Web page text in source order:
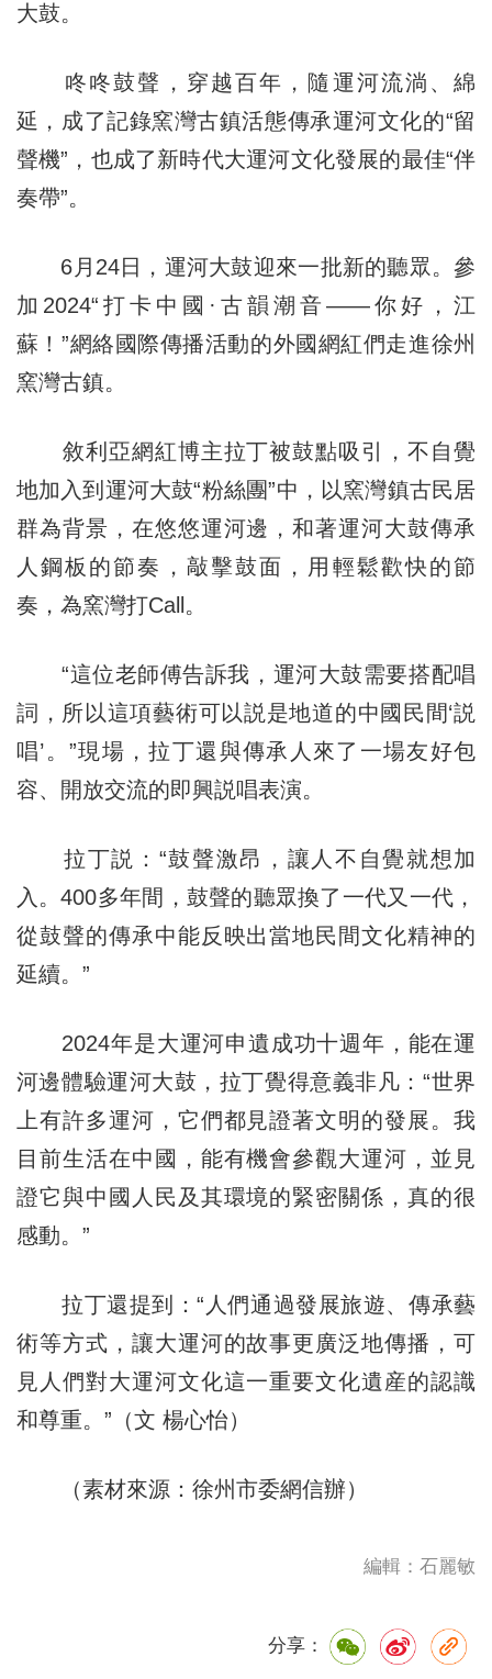
大鼓。
咚咚鼓聲，穿越百年，隨運河流淌、綿
延，成了記錄窯灣古鎮活態傳承運河文化的“留
聲機”，也成了新時代大運河文化發展的最佳“伴
奏帶”。
6月24日，運河大鼓迎來一批新的聽眾。參
加2024“打卡中國·古韻潮音——你好，江
蘇！”網絡國際傳播活動的外國網紅們走進徐州
窯灣古鎮。
敘利亞網紅博主拉丁被鼓點吸引，不自覺
地加入到運河大鼓“粉絲團”中，以窯灣鎮古民居
群為背景，在悠悠運河邊，和著運河大鼓傳承
人鋼板的節奏，敲擊鼓面，用輕鬆歡快的節
奏，為窯灣打Call。
“這位老師傅告訴我，運河大鼓需要搭配唱
詞，所以這項藝術可以説是地道的中國民間‘説
唱’。”現場，拉丁還與傳承人來了一場友好包
容、開放交流的即興説唱表演。
拉丁説：“鼓聲激昂，讓人不自覺就想加
入。400多年間，鼓聲的聽眾換了一代又一代，
從鼓聲的傳承中能反映出當地民間文化精神的
延續。”
2024年是大運河申遺成功十週年，能在運
河邊體驗運河大鼓，拉丁覺得意義非凡：“世界
上有許多運河，它們都見證著文明的發展。我
目前生活在中國，能有機會參觀大運河，並見
證它與中國人民及其環境的緊密關係，真的很
感動。”
拉丁還提到：“人們通過發展旅遊、傳承藝
術等方式，讓大運河的故事更廣泛地傳播，可
見人們對大運河文化這一重要文化遺産的認識
和尊重。”（文 楊心怡）
（素材來源：徐州市委網信辦）
編輯：石麗敏
分享：